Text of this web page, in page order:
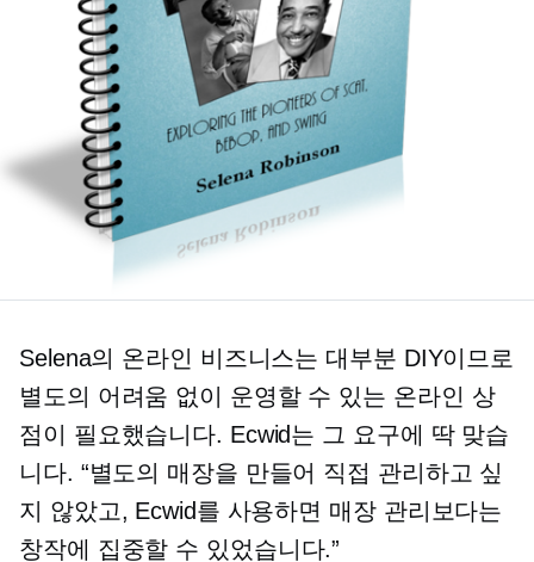
Selena의 온라인 비즈니스는 대부분 DIY이므로
별도의 어려움 없이 운영할 수 있는 온라인 상
점이 필요했습니다. Ecwid는 그 요구에 딱 맞습
니다. “별도의 매장을 만들어 직접 관리하고 싶
지 않았고, Ecwid를 사용하면 매장 관리보다는
창작에 집중할 수 있었습니다.”